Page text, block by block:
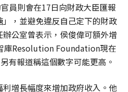
員則會在17日向財政大臣匯報
，並避免違反自己定下的財政
公室曾表示，侯俊偉可額外增
庫Resolution Foundation現在
有報道稱這個數字可能更高。
增長幅度來增加政府收入。他